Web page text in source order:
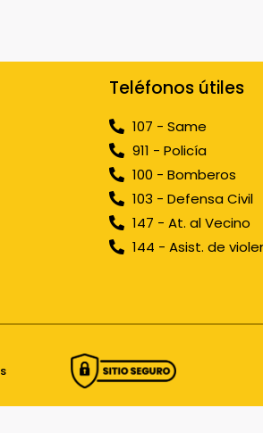
Teléfonos útiles
107 - Same
911 - Policía
100 - Bomberos
103 - Defensa Civil
147 - At. al Vecino
144 - Asist. de